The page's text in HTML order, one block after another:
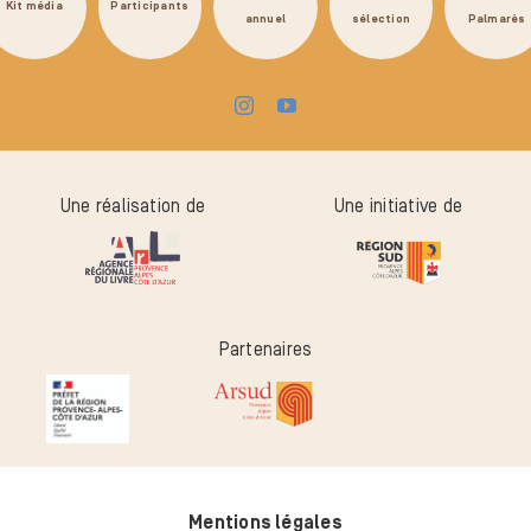
Kit média Participants
annuel
sélection
Palmarès
Une réalisation de Une initiative de
Partenaires
Mentions légales